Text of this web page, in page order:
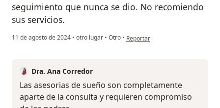
seguimiento que nunca se dio. No recomiendo
sus servicios.
11 de agosto de 2024 • otro lugar • Otro • en opinión del usuario Tulio Núñez
Reportar
Dra. Ana Corredor
Las asesorias de sueño son completamente
aparte de la consulta y requieren compromiso